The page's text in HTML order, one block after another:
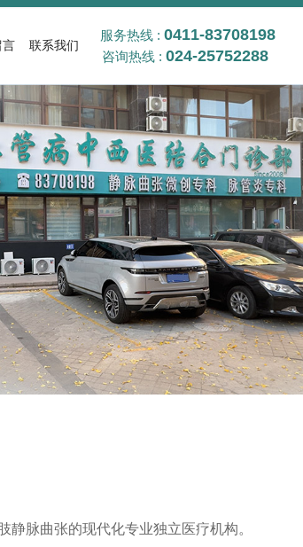
言 联系我们
服务热线 : 0411-83708198
咨询热线 : 024-25752288
脉曲张的现代化专业独立医疗机构。